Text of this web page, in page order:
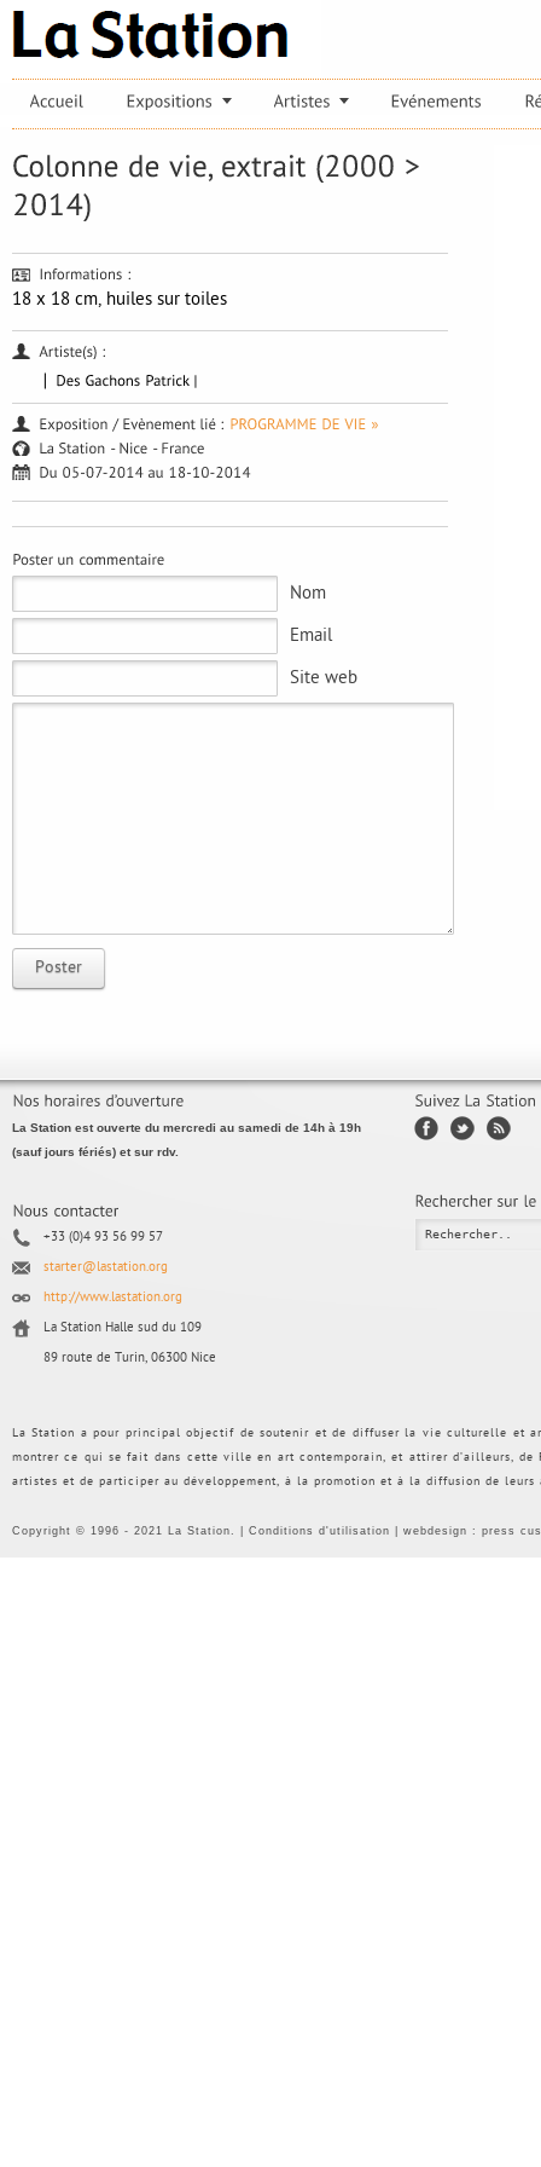
18 x 18 cm, huiles sur toiles
Nom
Email
Site web
Poster
La Station est ouverte du mercredi au samedi de 14h à 19h
(sauf jours fériés) et sur rdv.
+33 (0)4 93 56 99 57
starter@lastation.org
http://www.lastation.org
La Station Halle sud du 109
89 route de Turin, 06300 Nice
La Station a pour principal objectif de soutenir et de diffuser la vie culturelle et
montrer ce qui se fait dans cette ville en art contemporain, et attirer d’ailleurs, de
artistes et de participer au développement, à la promotion et à la diffusion de
Copyright © 1996 - 2021 La Station. | Conditions d'utilisation | webdesign : press